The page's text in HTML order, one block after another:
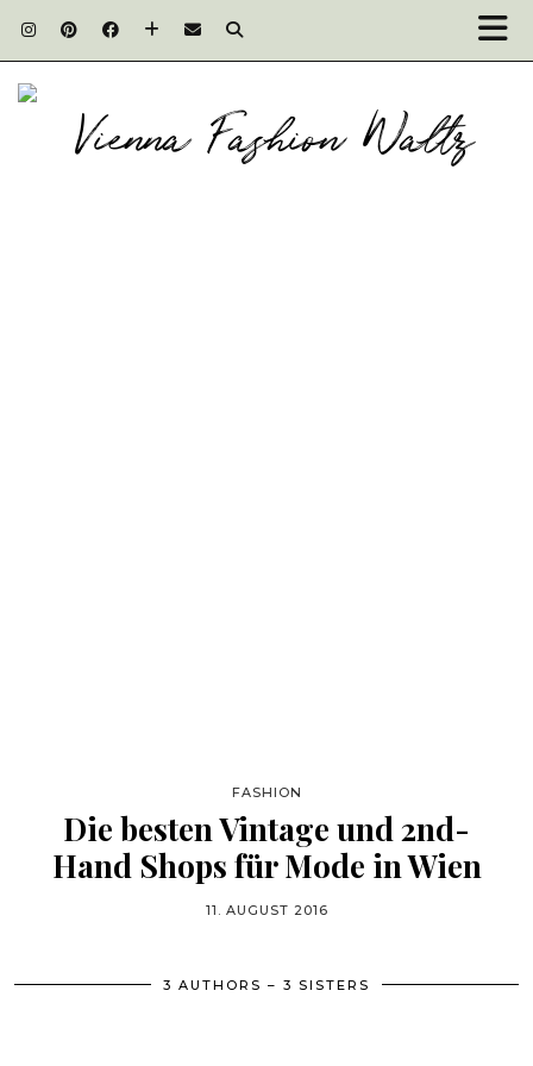
FASHION
Die besten Vintage und 2nd-
Hand Shops für Mode in Wien
11. AUGUST 2016
3 AUTHORS – 3 SISTERS